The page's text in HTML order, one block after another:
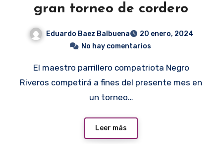
gran torneo de cordero
Eduardo Baez Balbuena
20 enero, 2024
No hay comentarios
El maestro parrillero compatriota Negro
Riveros competirá a fines del presente mes en
un torneo…
Leer más